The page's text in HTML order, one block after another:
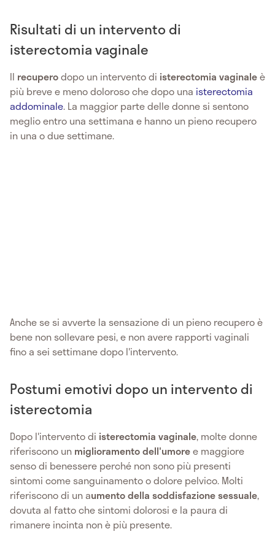
Risultati di un intervento di
isterectomia vaginale
Il recuperodopo un intervento di isterectomia vaginaleè
più breve e meno doloroso che dopo una isterectomia
addominale. La maggior parte delle donne si sentono
meglio entro una settimana e hanno un pieno recupero
in una o due settimane.
Anche se si avverte la sensazione di un pieno recupero è
bene non sollevare pesi, e non avere rapporti vaginali
fino a sei settimane dopo l'intervento.
Postumi emotivi dopo un intervento di
isterectomia
Dopo l'intervento di isterectomia vaginale, molte donne
riferiscono un miglioramento dell'umoree maggiore
senso di benessere perché non sono più presenti
sintomi come sanguinamento o dolore pelvico. Molti
riferiscono di un aumento della soddisfazione sessuale,
dovuta al fatto che sintomi dolorosi e la paura di
rimanere incinta non è più presente.